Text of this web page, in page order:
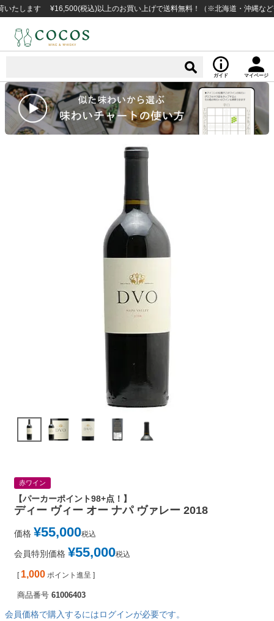
す ¥16,500(税込)以上のお買い上げで送料無料！（※北海道・沖縄など一部例
ガイド マイページ
赤ワイン
【パーカーポイント98+点！】
ディー ヴィー オー ナパ ヴァレー 2018
価格 ¥55,000税込
会員特別価格 ¥55,000税込
[ 1,000 ポイント進呈 ]
商品番号 61006403
会員価格で購入するにはログインが必要です。